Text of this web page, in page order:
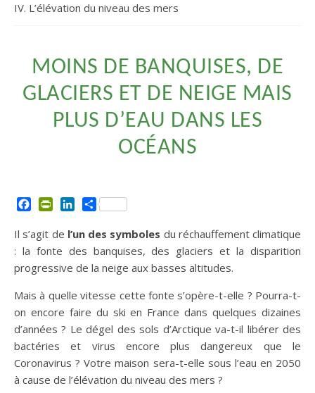
IV. L’élévation du niveau des mers
MOINS DE BANQUISES, DE
GLACIERS ET DE NEIGE MAIS
PLUS D’EAU DANS LES
OCÉANS
FacebookPrintFriendly
LinkedInPartager
Il s’agit de l’un des symboles du réchauffement climatique
: la fonte des banquises, des glaciers et la disparition
progressive de la neige aux basses altitudes.
Mais à quelle vitesse cette fonte s’opère-t-elle ? Pourra-t-
on encore faire du ski en France dans quelques dizaines
d’années ? Le dégel des sols d’Arctique va-t-il libérer des
bactéries et virus encore plus dangereux que le
Coronavirus ? Votre maison sera-t-elle sous l’eau en 2050
à cause de l’élévation du niveau des mers ?